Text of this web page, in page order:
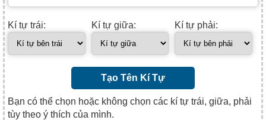
Kí tự trái: Kí tự giữa: Kí tự phải:
Tạo Tên Kí Tự
Bạn có thể chọn hoặc không chọn các kí tự trái, giữa, phải
tùy theo ý thích của mình.